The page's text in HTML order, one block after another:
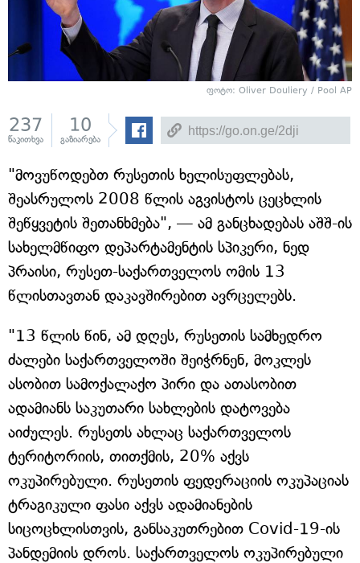
ფოტო: Oliver Douliery / Pool AP
237
წაკითხვა
10
გაზიარება
"მოვუწოდებთ რუსეთის ხელისუფლებას,
შეასრულოს 2008 წლის აგვისტოს ცეცხლის
შეწყვეტის შეთანხმება", — ამ განცხადებას აშშ-ის
სახელმწიფო დეპარტამენტის სპიკერი, ნედ
პრაისი, რუსეთ-საქართველოს ომის 13
წლისთავთან დაკავშირებით ავრცელებს.
"13 წლის წინ, ამ დღეს, რუსეთის სამხედრო
ძალები საქართველოში შეიჭრნენ, მოკლეს
ასობით სამოქალაქო პირი და ათასობით
ადამიანს საკუთარი სახლების დატოვება
აიძულეს. რუსეთს ახლაც საქართველოს
ტერიტორიის, თითქმის, 20% აქვს
ოკუპირებული. რუსეთის ფედერაციის ოკუპაციას
ტრაგიკული ფასი აქვს ადამიანების
სიცოცხლისთვის, განსაკუთრებით Covid-19-ის
პანდემიის დროს. საქართველოს ოკუპირებული